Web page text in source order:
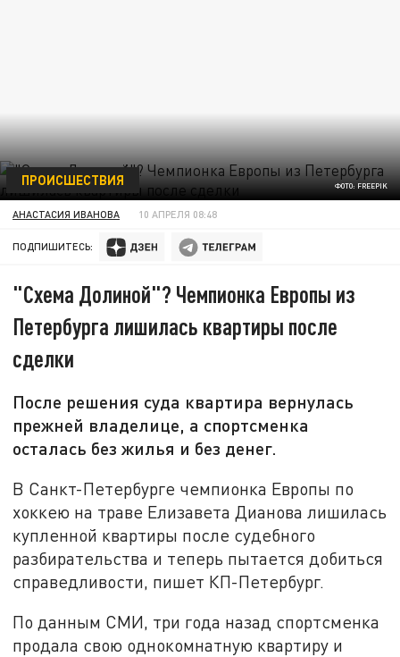
ФОТО: FREEPIK
ПРОИСШЕСТВИЯ
АНАСТАСИЯ ИВАНОВА 10 АПРЕЛЯ 08:48
ПОДПИШИТЕСЬ:
"Схема Долиной"? Чемпионка Европы из
Петербурга лишилась квартиры после
сделки
После решения суда квартира вернулась
прежней владелице, а спортсменка
осталась без жилья и без денег.
В Санкт-Петербурге чемпионка Европы по
хоккею на траве Елизавета Дианова лишилась
купленной квартиры после судебного
разбирательства и теперь пытается добиться
справедливости, пишет КП-Петербург.
По данным СМИ, три года назад спортсменка
продала свою однокомнатную квартиру и